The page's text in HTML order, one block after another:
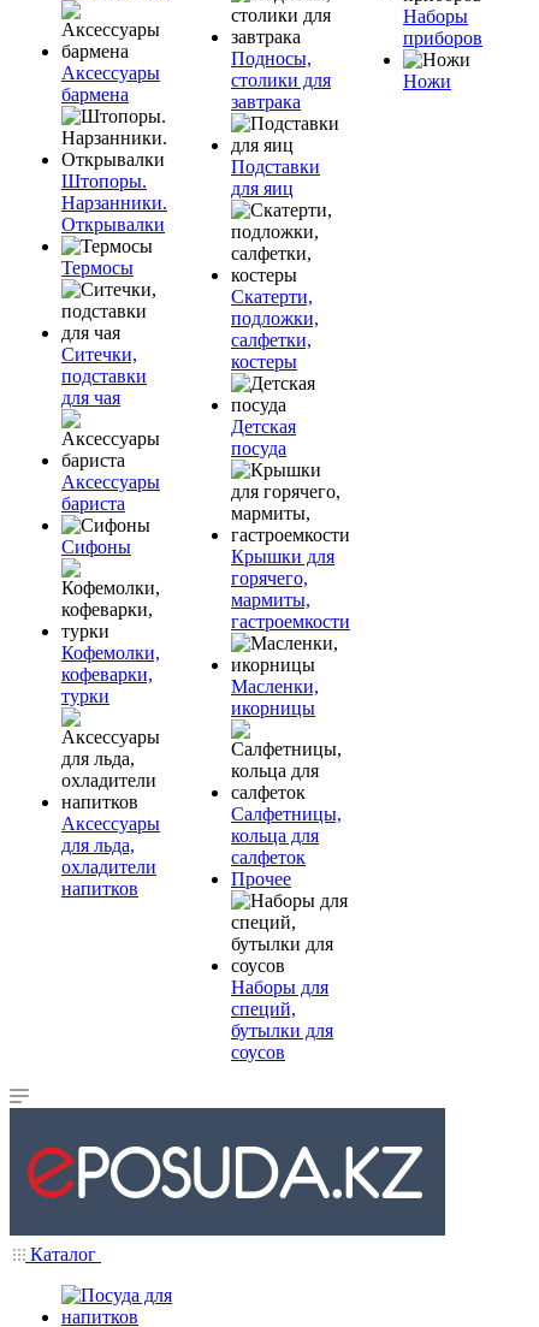
Аксессуары
бармена
Штопоры.
Нарзанники.
Открывалки
Термосы
Ситечки,
подставки
для чая
Аксессуары
бариста
Сифоны
Кофемолки,
кофеварки,
турки
Аксессуары
для льда,
охладители
напитков
Подносы,
столики для
завтрака
Подставки
для яиц
Скатерти,
подложки,
салфетки,
костеры
Детская
посуда
Крышки для
горячего,
мармиты,
гастроемкости
Масленки,
икорницы
Салфетницы,
кольца для
салфеток
Прочее
Наборы для
специй,
бутылки для
соусов
Наборы
приборов
Ножи
Каталог